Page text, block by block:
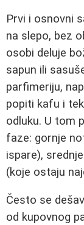
Prvi i osnovni
na slepo, bez
osobi deluje
sapun ili
parfimeriju,
popiti kafu i
odluku. U tom
faze: gornje
ispare),
(koje ostaju
Često se
od kupovnog